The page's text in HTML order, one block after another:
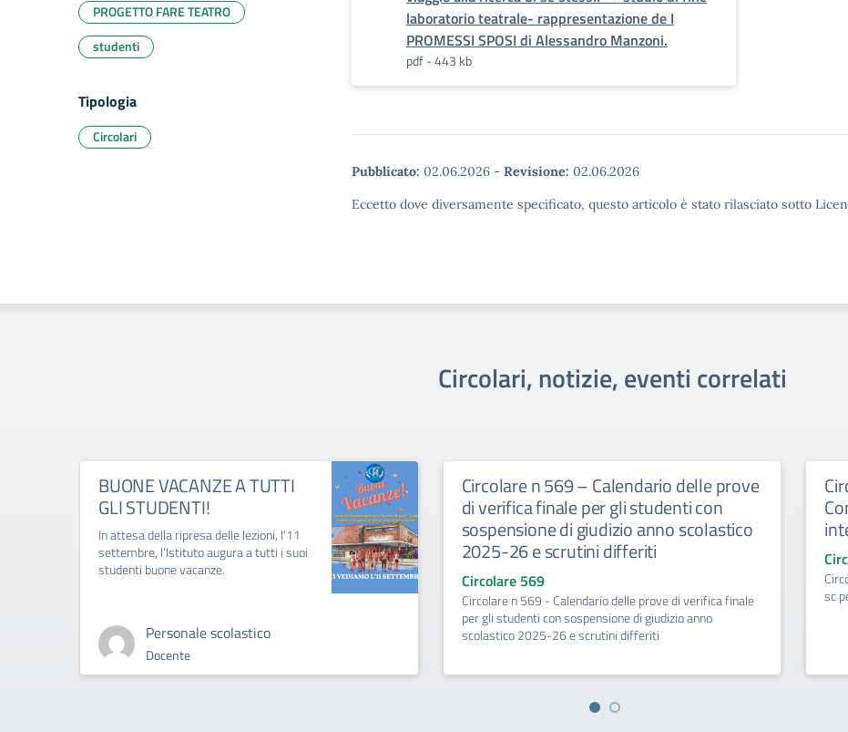
laboratorio teatrale- rappresentazione de I
PROMESSI SPOSI di Alessandro Manzoni.
pdf - 443 kb
Pubblicato: 02.06.2026 - Revisione: 02.06.2026
Eccetto dove diversamente specificato, questo articolo è stato rilasciato sotto
PROGETTO FARE TEATRO
studenti
Tipologia
Circolari
Circolari, notizie, eventi correlati
BUONE VACANZE A TUTTI
GLI STUDENTI!
In attesa della ripresa delle lezioni, l'11
settembre, l'Istituto augura a tutti i suoi
studenti buone vacanze.
Personale scolastico
Docente
Circolare n 569 – Calendario delle prove
di verifica finale per gli studenti con
sospensione di giudizio anno scolastico
2025-26 e scrutini differiti
Circolare 569
Circolare n 569 - Calendario delle prove di verifica finale
per gli studenti con sospensione di giudizio anno
scolastico 2025-26 e scrutini differiti
sc